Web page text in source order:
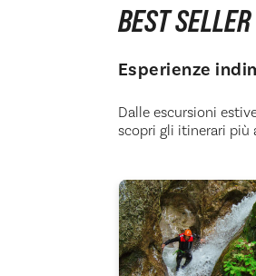
BEST SELLER
Esperienze
Dalle escursioni
scopri gli itinerari più